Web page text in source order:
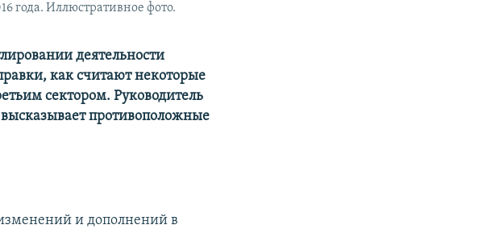
года. Иллюстративное фото.
деятельности
как считают некоторые
сектором. Руководитель
противоположные
и дополнений в